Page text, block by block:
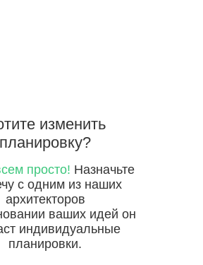
изменить
планировку?
просто! Назначьте
с одним из наших
архитекторов
ваших идей он
индивидуальные
планировки.